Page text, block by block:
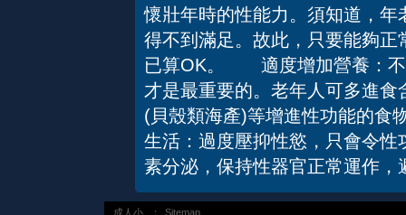
懷壯年時的性能力。須知道，
得不到滿足。故此，只要能夠
已算OK。 適度增加營養：不
才是最重要的。老年人可多進
(貝殼類海產)等增進性功能的
生活：過度壓抑性慾，只會令
素分泌，保持性器官正常運作
成人小. ： Sitemap